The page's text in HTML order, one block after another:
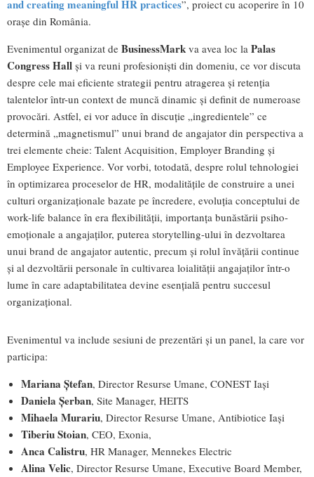
and creating meaningful HR practices”, proiect cu acoperire în 10
orașe din România.
Evenimentul organizat de BusinessMark va avea loc la Palas
Congress Hall și va reuni profesioniști din domeniu, ce vor discuta
despre cele mai eficiente strategii pentru atragerea și retenția
talentelor într-un context de muncă dinamic și definit de numeroase
provocări. Astfel, ei vor aduce în discuție „ingredientele” ce
determină „magnetismul” unui brand de angajator din perspectiva a
trei elemente cheie: Talent Acquisition, Employer Branding și
Employee Experience. Vor vorbi, totodată, despre rolul tehnologiei
în optimizarea proceselor de HR, modalitățile de construire a unei
culturi organizaționale bazate pe încredere, evoluția conceptului de
work-life balance în era flexibilității, importanța bunăstării psiho-
emoționale a angajaților, puterea storytelling-ului în dezvoltarea
unui brand de angajator autentic, precum și rolul învățării continue
și al dezvoltării personale în cultivarea loialității angajaților într-o
lume în care adaptabilitatea devine esențială pentru succesul
organizațional.
Evenimentul va include sesiuni de prezentări și un panel, la care vor
participa:
Mariana Ștefan, Director Resurse Umane, CONEST Iași
Daniela Șerban, Site Manager, HEITS
Mihaela Murariu, Director Resurse Umane, Antibiotice Iași
Tiberiu Stoian, CEO, Exonia,
Anca Calistru, HR Manager, Mennekes Electric
Alina Velic, Director Resurse Umane, Executive Board Member,